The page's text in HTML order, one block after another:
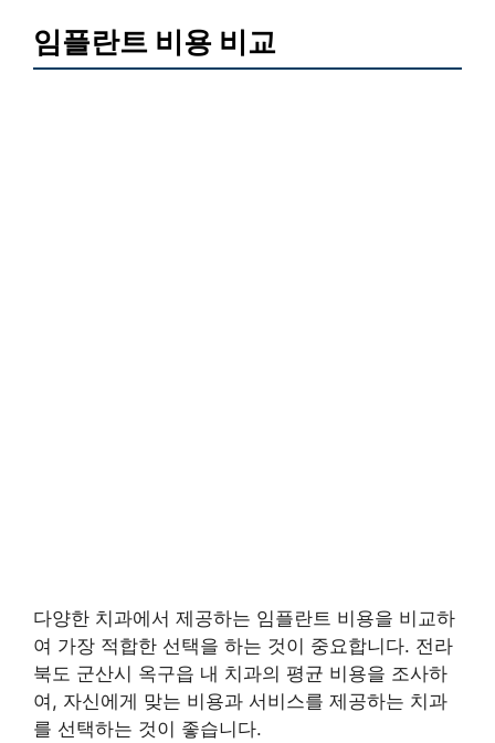
임플란트 비용 비교
다양한 치과에서 제공하는 임플란트 비용을 비교하
여 가장 적합한 선택을 하는 것이 중요합니다. 전라
북도 군산시 옥구읍 내 치과의 평균 비용을 조사하
여, 자신에게 맞는 비용과 서비스를 제공하는 치과
를 선택하는 것이 좋습니다.